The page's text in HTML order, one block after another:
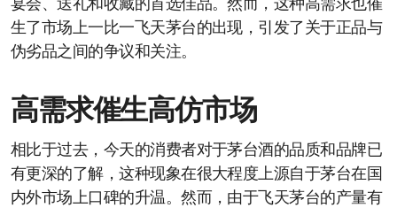
宴会、送礼和收藏的首选佳品。然而，这种高需求也催
生了市场上一比一飞天茅台的出现，引发了关于正品与
伪劣品之间的争议和关注。
高需求催生高仿市场
相比于过去，今天的消费者对于茅台酒的品质和品牌已
有更深的了解，这种现象在很大程度上源自于茅台在国
内外市场上口碑的升温。然而，由于飞天茅台的产量有